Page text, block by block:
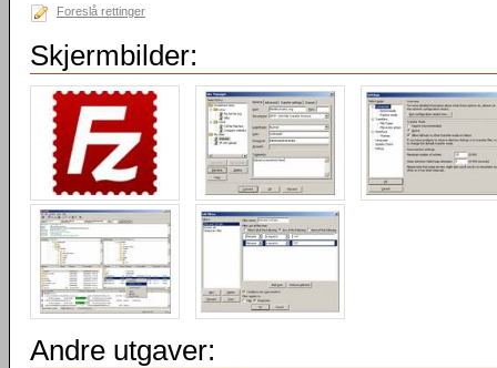
Foreslå rettinger
Skjermbilder:
Andre utgaver: